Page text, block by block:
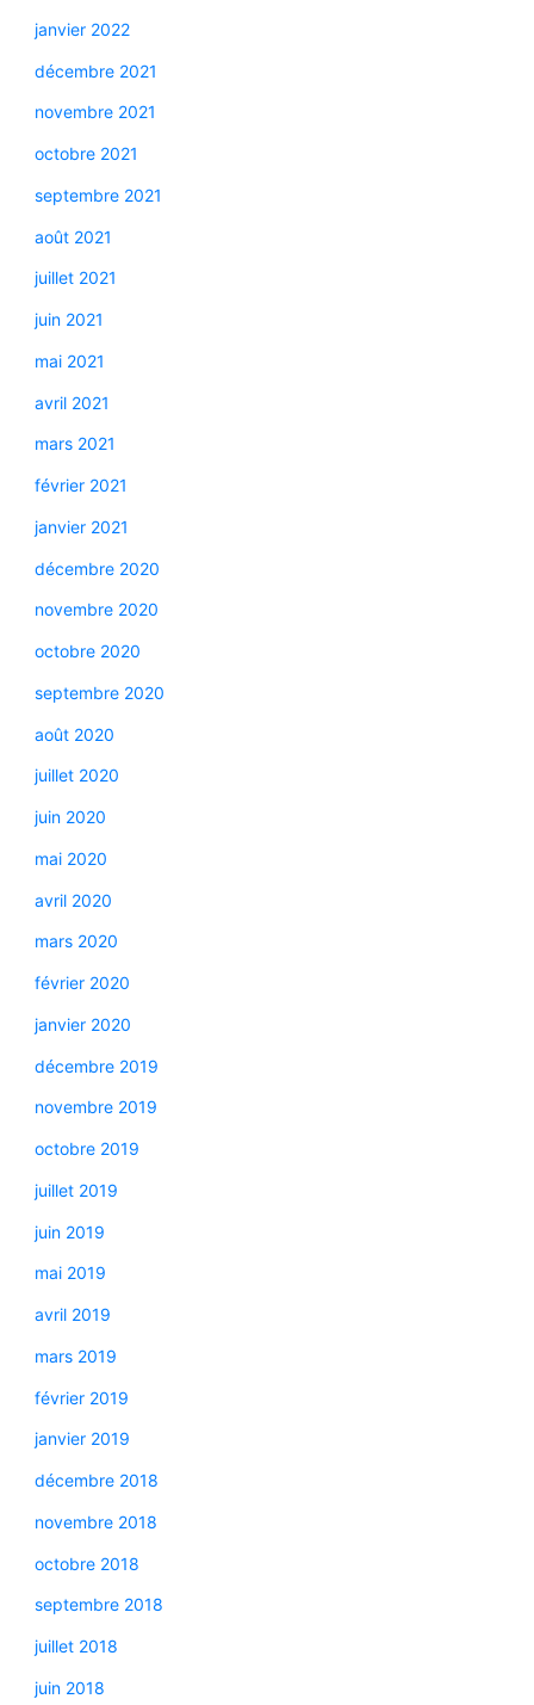
janvier 2022
décembre 2021
novembre 2021
octobre 2021
septembre 2021
août 2021
juillet 2021
juin 2021
mai 2021
avril 2021
mars 2021
février 2021
janvier 2021
décembre 2020
novembre 2020
octobre 2020
septembre 2020
août 2020
juillet 2020
juin 2020
mai 2020
avril 2020
mars 2020
février 2020
janvier 2020
décembre 2019
novembre 2019
octobre 2019
juillet 2019
juin 2019
mai 2019
avril 2019
mars 2019
février 2019
janvier 2019
décembre 2018
novembre 2018
octobre 2018
septembre 2018
juillet 2018
juin 2018